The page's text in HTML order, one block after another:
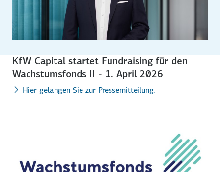
KfW Capital startet Fundraising für den
Wachstumsfonds II - 1. April 2026
Hier gelangen Sie zur Pressemitteilung.